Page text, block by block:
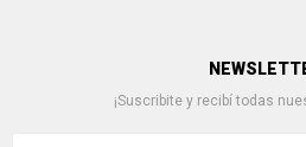
¡Suscribite y recibí todas